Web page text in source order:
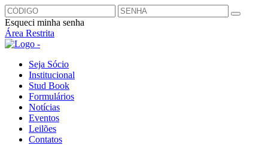
Esqueci minha senha
Área Restrita
Seja Sócio
Institucional
Stud Book
Formulários
Notícias
Eventos
Leilões
Contatos